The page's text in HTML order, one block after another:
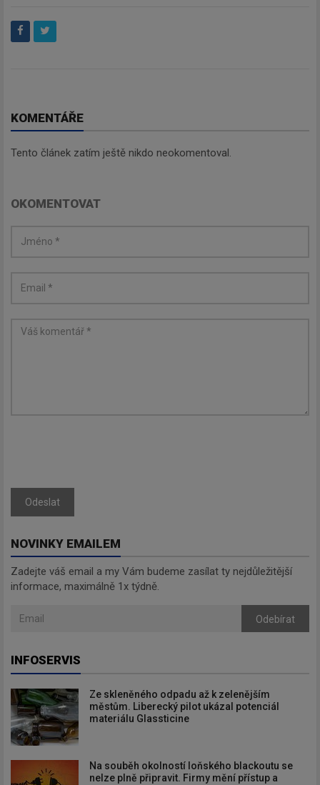
KOMENTÁŘE
Tento článek zatím ještě nikdo neokomentoval.
OKOMENTOVAT
Odeslat
NOVINKY EMAILEM
Zadejte váš email a my Vám budeme zasílat ty nejdůležitější
informace, maximálně 1x týdně.
Odebírat
INFOSERVIS
Ze skleněného odpadu až k zelenějším
městům. Liberecký pilot ukázal potenciál
materiálu Glassticine
Na souběh okolností loňského blackoutu se
nelze plně připravit. Firmy mění přístup a